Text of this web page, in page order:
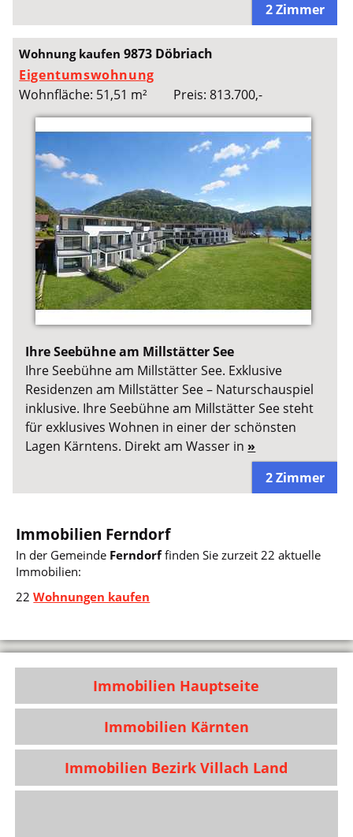
2 Zimmer
Wohnung kaufen9873 Döbriach
Eigentumswohnung
Wohnfläche: 51,51 m²
Preis: 813.700,-
Ihre Seebühne am Millstätter See
Ihre Seebühne am Millstätter See. Exklusive
Residenzen am Millstätter See – Naturschauspiel
inklusive. Ihre Seebühne am Millstätter See steht
für exklusives Wohnen in einer der schönsten
Lagen Kärntens. Direkt am Wasser in »
2 Zimmer
Immobilien Ferndorf
In der Gemeinde Ferndorffinden Sie zurzeit 22 aktuelle
Immobilien:
22Wohnungen kaufen
Immobilien Hauptseite
Immobilien Kärnten
Immobilien Bezirk Villach Land